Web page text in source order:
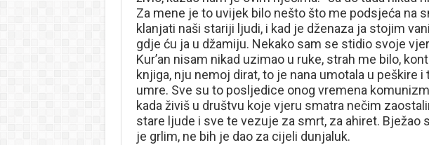
Za mene je to uvijek bilo nešto što me podsjeća na
klanjati naši stariji ljudi, i kad je dženaza ja stojim
gdje ću ja u džamiju. Nekako sam se stidio svoje
Kur’an nisam nikad uzimao u ruke, strah me bilo,
knjiga, nju nemoj dirat, to je nana umotala u peškire
umre. Sve su to posljedice onog vremena
kada živiš u društvu koje vjeru smatra nečim
stare ljude i sve te vezuje za smrt, za ahiret. Bježao
je grlim, ne bih je dao za cijeli dunjaluk.